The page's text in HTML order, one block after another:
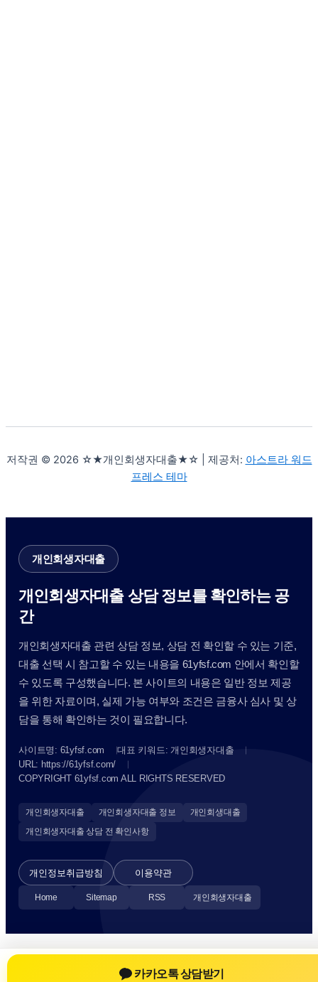
저작권 © 2026 ☆★개인회생자대출★☆ | 제공처: 아스트라 워드
프레스 테마
개인회생자대출
개인회생자대출 상담 정보를 확인하는 공
간
개인회생자대출 관련 상담 정보, 상담 전 확인할 수 있는 기준,
대출 선택 시 참고할 수 있는 내용을 61yfsf.com 안에서 확인할
수 있도록 구성했습니다. 본 사이트의 내용은 일반 정보 제공
을 위한 자료이며, 실제 가능 여부와 조건은 금융사 심사 및 상
담을 통해 확인하는 것이 필요합니다.
사이트명: 61yfsf.com
대표 키워드: 개인회생자대출
URL: https://61yfsf.com/
COPYRIGHT 61yfsf.com ALL RIGHTS RESERVED
개인회생자대출 개인회생자대출 정보
개인회생대출
개인회생자대출 상담 전 확인사항
개인정보취급방침 이용약관
Home Sitemap RSS 개인회생자대출
카카오톡 상담받기